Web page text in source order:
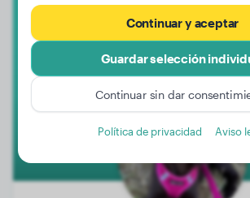
Flat-Coated
Kaya
Continuar y aceptar
Guardar selección
Continuar sin dar
Política de privacidad Aviso